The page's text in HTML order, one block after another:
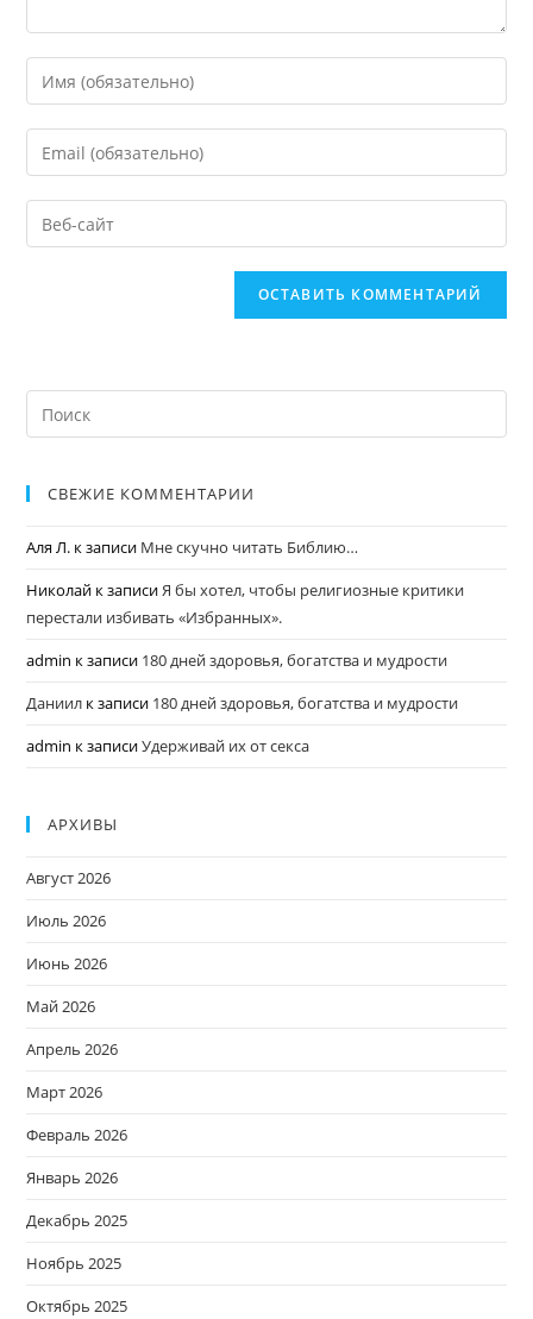
СВЕЖИЕ КОММЕНТАРИИ
Аля Л. к записи Мне скучно читать Библию…
Николай к записиЯ бы хотел, чтобы религиозные критики
перестали избивать «Избранных».
admin к записи 180 дней здоровья, богатства и мудрости
Даниил к записи 180 дней здоровья, богатства и мудрости
admin к записиУдерживай их от секса
АРХИВЫ
Август 2026
Июль 2026
Июнь 2026
Май 2026
Апрель 2026
Март 2026
Февраль 2026
Январь 2026
Декабрь 2025
Ноябрь 2025
Октябрь 2025